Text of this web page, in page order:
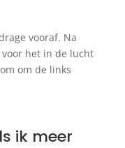
vooraf. Na
het in de lucht
om de links
ik meer